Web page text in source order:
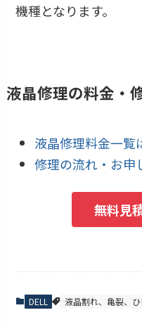
機種となります。
液晶修理の料金・
液晶修理料金一覧
修理の流れ・お申
無料見
DELL 液晶割れ、亀裂、